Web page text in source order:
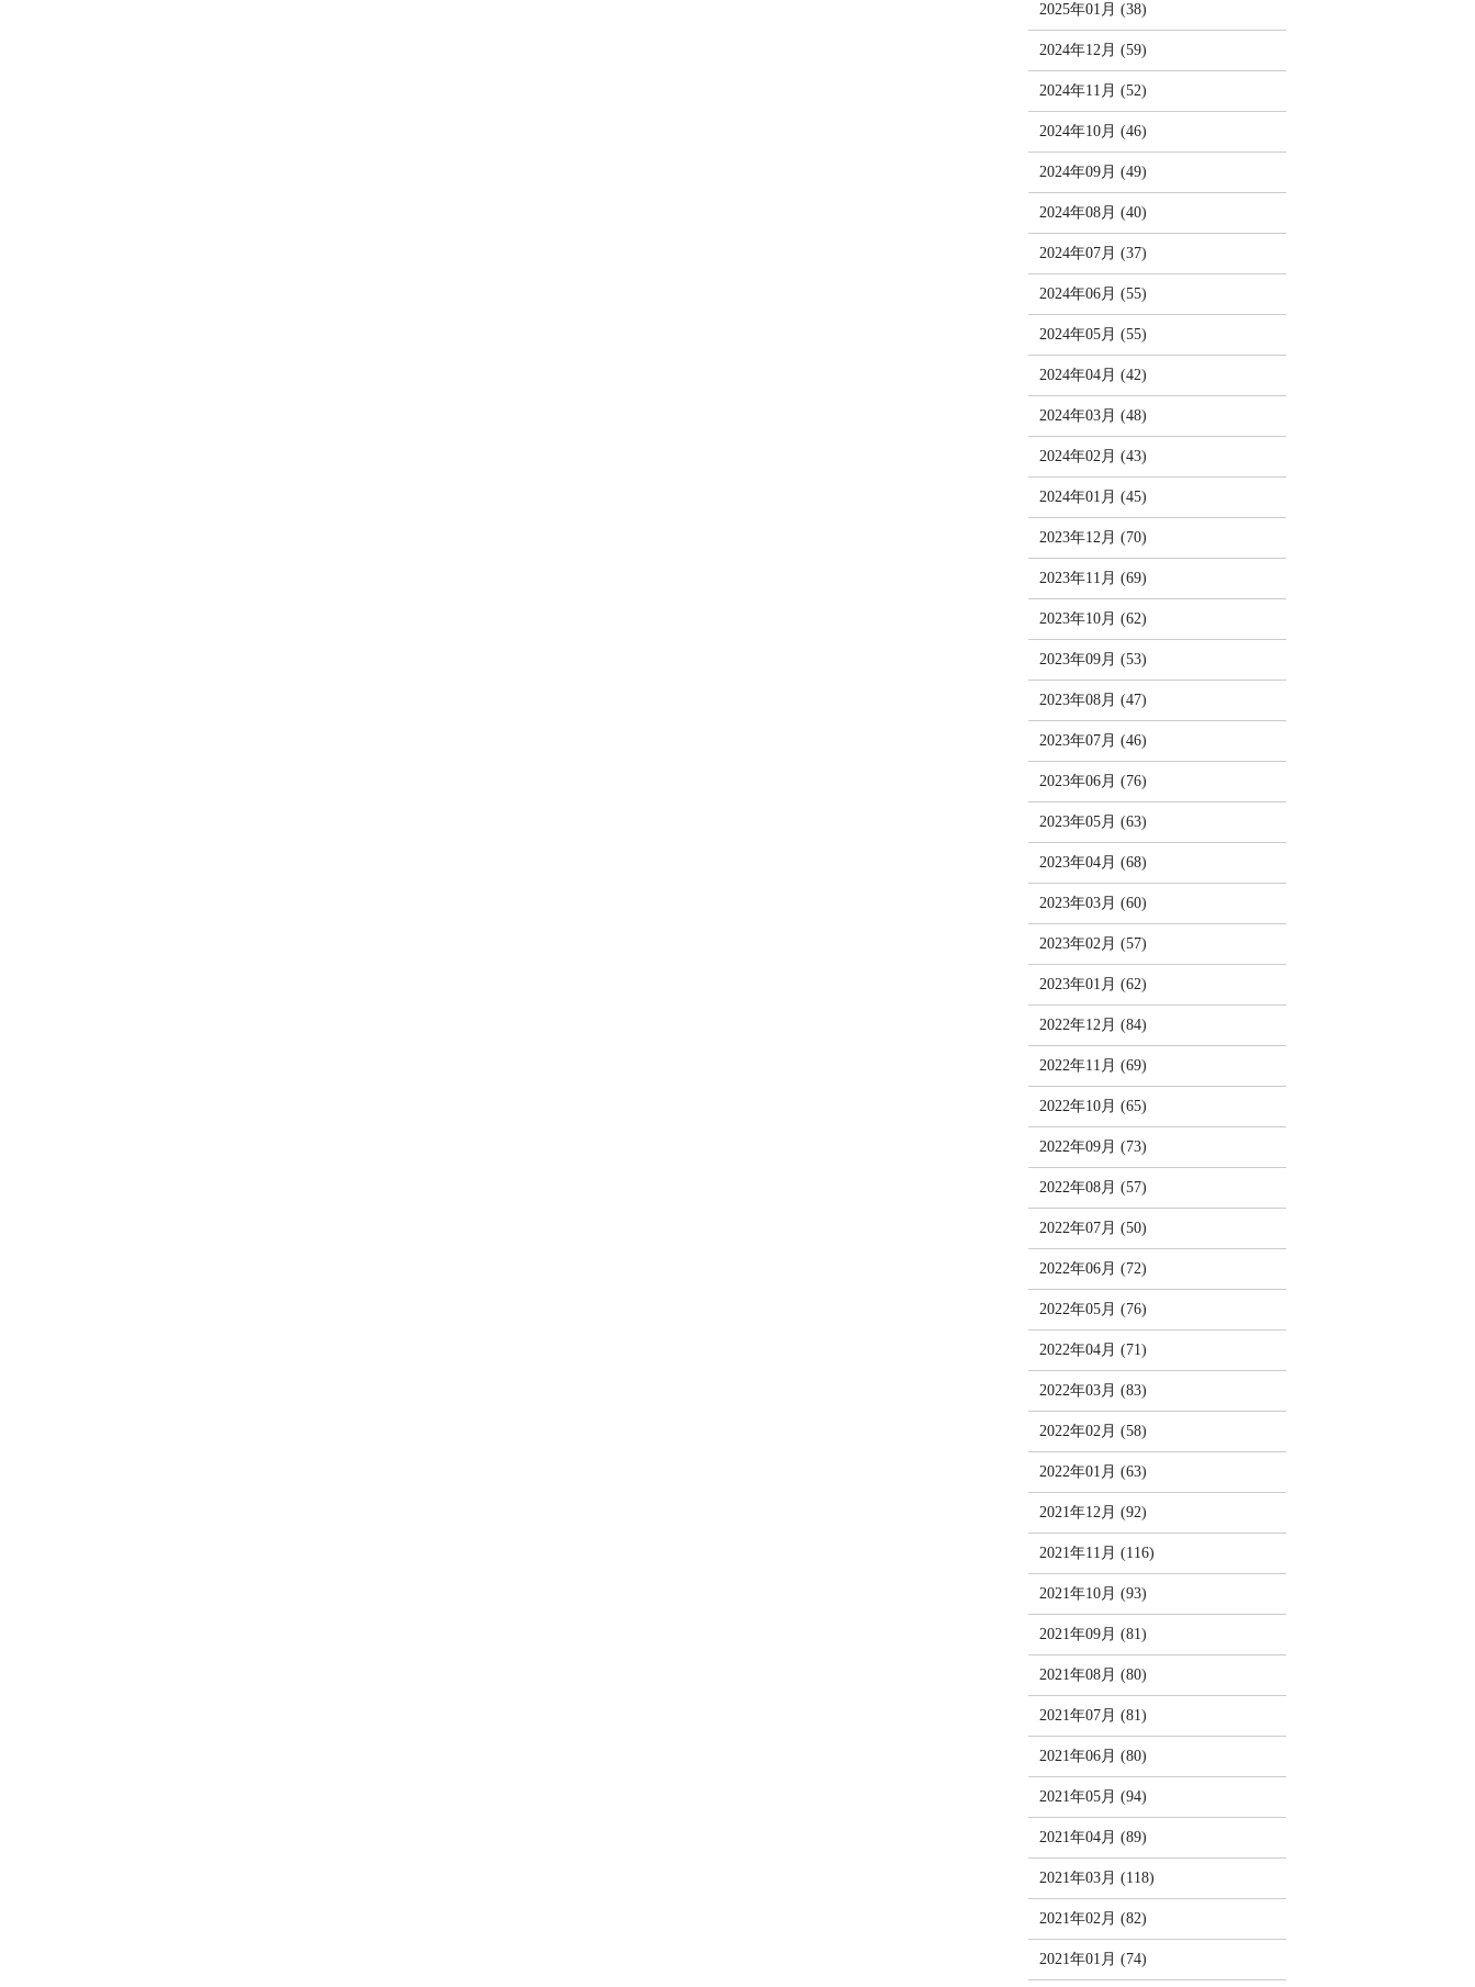
2025年01月 (38)
2024年12月 (59)
2024年11月 (52)
2024年10月 (46)
2024年09月 (49)
2024年08月 (40)
2024年07月 (37)
2024年06月 (55)
2024年05月 (55)
2024年04月 (42)
2024年03月 (48)
2024年02月 (43)
2024年01月 (45)
2023年12月 (70)
2023年11月 (69)
2023年10月 (62)
2023年09月 (53)
2023年08月 (47)
2023年07月 (46)
2023年06月 (76)
2023年05月 (63)
2023年04月 (68)
2023年03月 (60)
2023年02月 (57)
2023年01月 (62)
2022年12月 (84)
2022年11月 (69)
2022年10月 (65)
2022年09月 (73)
2022年08月 (57)
2022年07月 (50)
2022年06月 (72)
2022年05月 (76)
2022年04月 (71)
2022年03月 (83)
2022年02月 (58)
2022年01月 (63)
2021年12月 (92)
2021年11月 (116)
2021年10月 (93)
2021年09月 (81)
2021年08月 (80)
2021年07月 (81)
2021年06月 (80)
2021年05月 (94)
2021年04月 (89)
2021年03月 (118)
2021年02月 (82)
2021年01月 (74)